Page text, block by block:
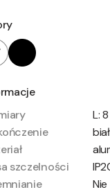
L:
szczelności
Nie